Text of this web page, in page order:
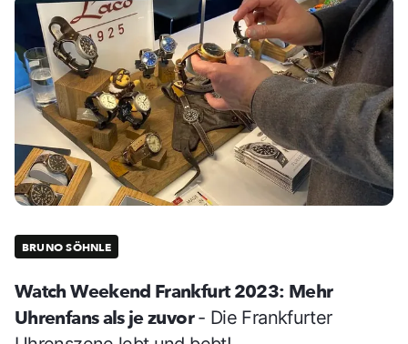
BRUNO SÖHNLE
Watch Weekend Frankfurt 2023: Mehr
Uhrenfans als je zuvor- Die Frankfurter